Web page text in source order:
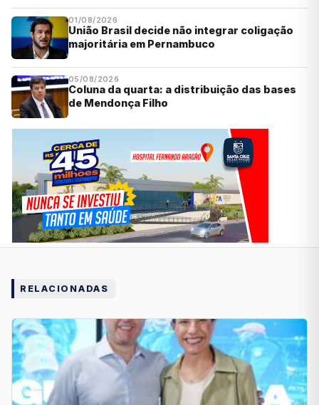
01/08/2026
União Brasil decide não integrar coligação
majoritária em Pernambuco
05/08/2026
Coluna da quarta: a distribuição das bases
de Mendonça Filho
RELACIONADAS